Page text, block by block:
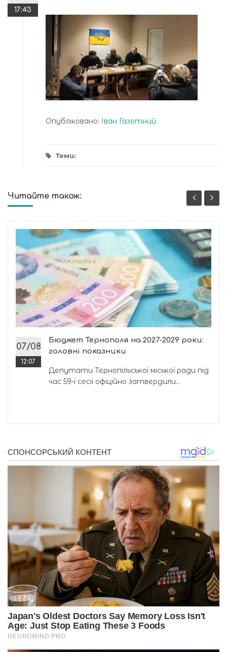
17:43
Опубліковано: Іван Газетний
Теми:
Читайте також:
07/08
12:07
Бюджет Тернополя на 2027-2029 роки:
головні показники
Депутати Тернопільської міської ради під
час 59-ї сесії офіційно затвердили...